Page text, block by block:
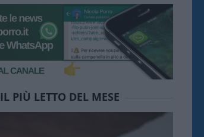
IL PIÙ LETTO DEL MESE